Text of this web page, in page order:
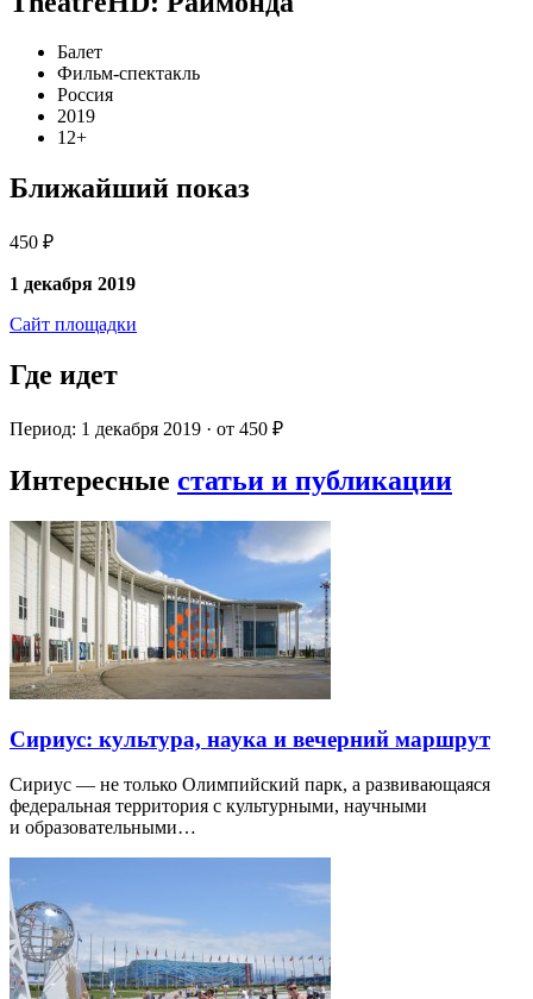
Балет
Фильм-спектакль
Россия
2019
12+
Ближайший показ
450 ₽
1 декабря 2019
Сайт площадки
Где идет
Период: 1 декабря 2019 · от 450 ₽
Интересные статьи и публикации
Сириус: культура, наука и вечерний маршрут
Сириус — не только Олимпийский парк, а развивающаяся
федеральная территория с культурными, научными
и образовательными…